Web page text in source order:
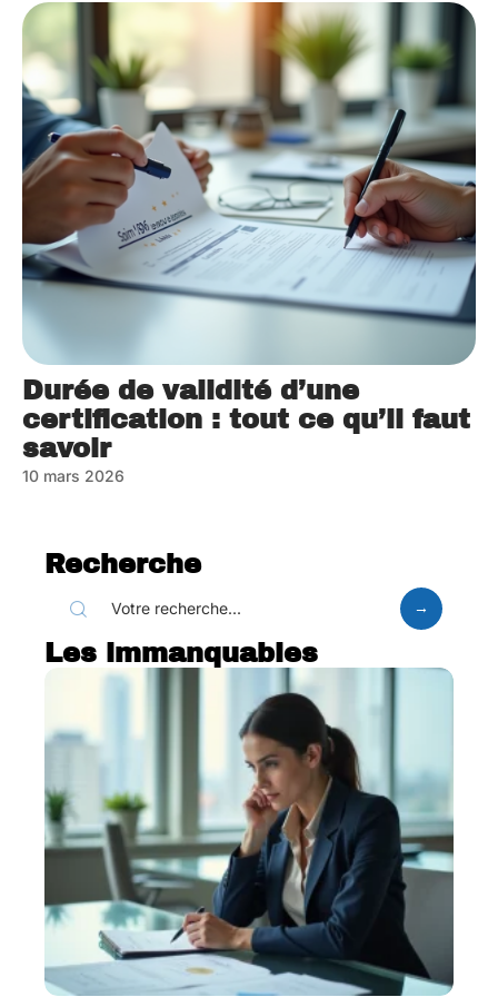
Durée de validité d’une
certification : tout ce qu’il faut
savoir
10 mars 2026
Recherche
Les immanquables